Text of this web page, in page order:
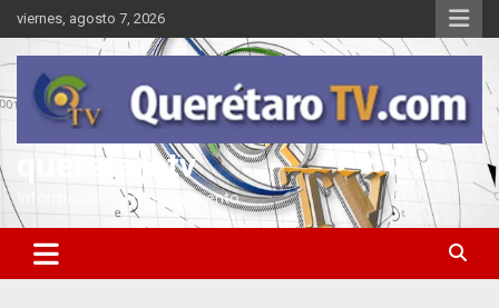
Saltar
al
contenido
viernes, agosto 7, 2026
queretarotv
Información y entretenimiento